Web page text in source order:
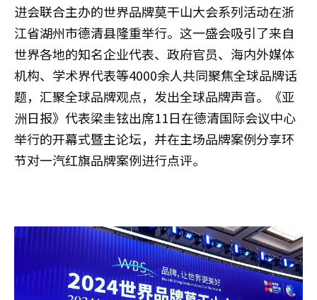
进会联合主办的世界品牌莫干山大会系列活动在浙
江省湖州市德清县隆重举行。这一盛会吸引了来自
世界各地的知名企业代表、政府官员、海内外媒体
机构、学术界代表等4000余人共同聚焦全球品牌话
题，汇聚全球品牌观点，发出全球品牌声音。​《亚
洲日报》代表梁圭铉出席11日在德清国际会议中心
举行的开幕式暨主论坛，并在主场品牌案例分享环
节对一汽红旗品牌案例进行点评。